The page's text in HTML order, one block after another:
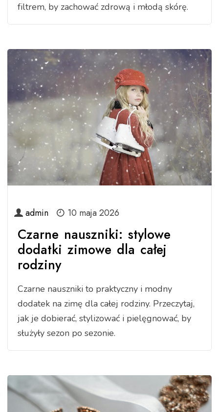
filtrem, by zachować zdrową i młodą skórę.
admin 10 maja 2026
Czarne nauszniki: stylowe
dodatki zimowe dla całej
rodziny
Czarne nauszniki to praktyczny i modny
dodatek na zimę dla całej rodziny. Przeczytaj,
jak je dobierać, stylizować i pielęgnować, by
służyły sezon po sezonie.